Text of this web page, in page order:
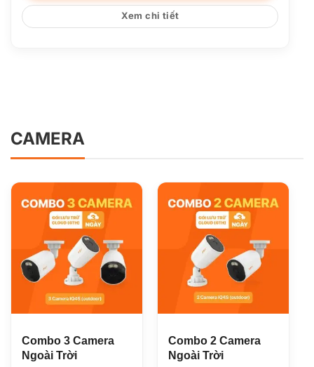
Xem chi tiết
CAMERA
Combo 3 Camera
Ngoài Trời
Combo 2 Camera
Ngoài Trời